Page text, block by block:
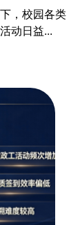
，校园各类
动日益...